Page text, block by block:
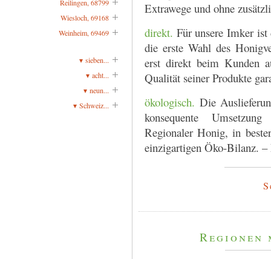
Extrawege und ohne
direkt. Für unsere Imker
die erste Wahl des
erst direkt beim Kunden
Qualität seiner Produkte
ökologisch. Die
konsequente
Regionaler Honig, in
einzigartigen Öko-Bilanz.
Reilingen, 68799
Wiesloch, 69168
Weinheim, 69469
▾ sieben...
▾ acht...
▾ neun...
▾ Schweiz...